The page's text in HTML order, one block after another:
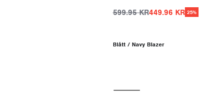
599.95 KR449.96 KR 25%
Blått / Navy Blazer